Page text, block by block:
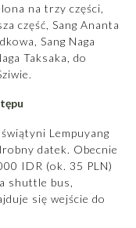
na trzy części,
część, Sang Ananta
Sang Naga
Taksaka, do
Lempuyang
datek. Obecnie
IDR (ok. 35 PLN)
shuttle bus,
się wejście do